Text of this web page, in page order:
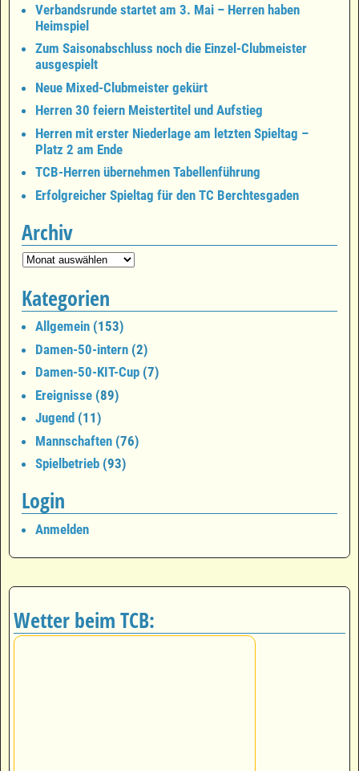
Verbandsrunde startet am 3. Mai – Herren haben
Heimspiel
Zum Saisonabschluss noch die Einzel-Clubmeister
ausgespielt
Neue Mixed-Clubmeister gekürt
Herren 30 feiern Meistertitel und Aufstieg
Herren mit erster Niederlage am letzten Spieltag –
Platz 2 am Ende
TCB-Herren übernehmen Tabellenführung
Erfolgreicher Spieltag für den TC Berchtesgaden
Archiv
Kategorien
Allgemein (153)
Damen-50-intern (2)
Damen-50-KIT-Cup (7)
Ereignisse (89)
Jugend (11)
Mannschaften (76)
Spielbetrieb (93)
Login
Anmelden
Wetter beim TCB: